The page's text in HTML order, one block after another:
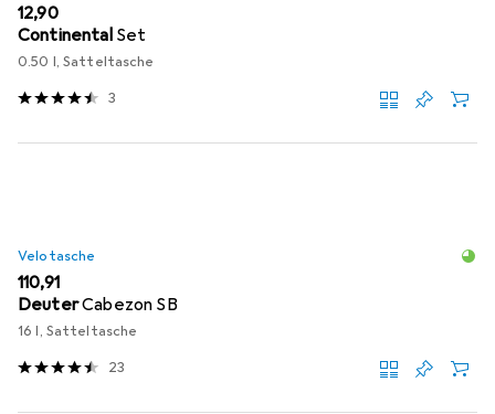
EUR
12,90
Continental Set
0.50 l, Satteltasche
3
Velotasche
EUR
110,91
DeuterCabezon SB
16 l, Satteltasche
23